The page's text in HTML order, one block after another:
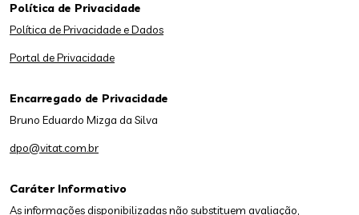
Caráter Informativo
As informações disponibilizadas não substituem avaliação,
Política de Privacidade
Política de Privacidade e Dados
Portal de Privacidade
Encarregado de Privacidade
Bruno Eduardo Mizga da Silva
dpo@vitat.com.br